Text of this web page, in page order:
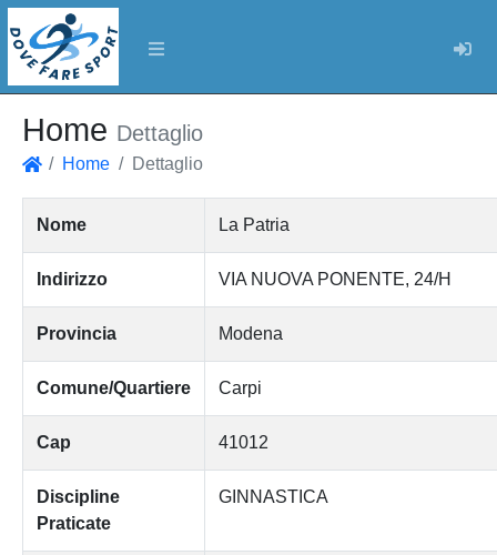
Home Dettaglio
Home Dettaglio
Nome La Patria
Indirizzo VIA NUOVA PONENTE, 24/H
Provincia Modena
Comune/Quartiere Carpi
Cap 41012
Discipline
Praticate
GINNASTICA